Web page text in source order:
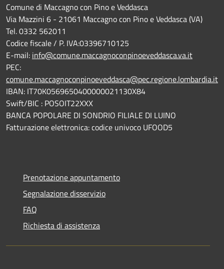
Comune di Maccagno con Pino e Veddasca
Via Mazzini 6 - 21061 Maccagno con Pino e Veddasca (VA)
Tel. 0332 562011
Codice fiscale / P. IVA:03396710125
E-mail: info@comune.maccagnoconpinoeveddasca.va.it
PEC:
comune.maccagnoconpinoeveddasca@pec.regione.lombardia.it
IBAN: IT70K0569650400000021130X84
Swift/BIC : POSOIT22XXX
BANCA POPOLARE DI SONDRIO FILIALE DI LUINO
Fatturazione elettronica: codice univoco UFOOD5
Prenotazione appuntamento
Segnalazione disservizio
FAQ
Richiesta di assistenza